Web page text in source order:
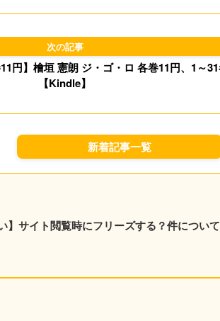
円】檜垣 憲朗 ジ・ゴ・ロ 各巻11円、1～31
【Kindle】
新着記事一覧
】サイト閲覧時にフリーズする？件につい